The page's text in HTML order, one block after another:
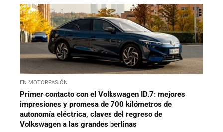
EN MOTORPASIÓN
Primer contacto con el Volkswagen ID.7: mejores
impresiones y promesa de 700 kilómetros de
autonomía eléctrica, claves del regreso de
Volkswagen a las grandes berlinas